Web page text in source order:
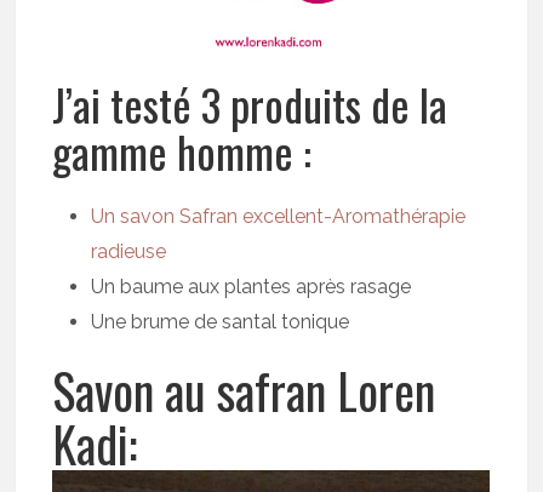
J’ai testé 3 produits de la
gamme homme :
Un savon Safran excellent-Aromathérapie
radieuse
Un baume aux plantes après rasage
Une brume de santal tonique
Savon au safran Loren
Kadi: